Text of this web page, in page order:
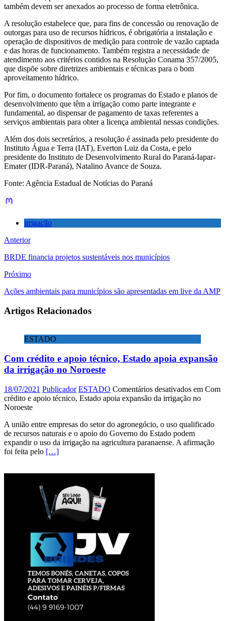
também devem ser anexados ao processo de forma eletrônica.
A resolução estabelece que, para fins de concessão ou renovação de
outorgas para uso de recursos hídricos, é obrigatória a instalação e
operação de dispositivos de medição para controle de vazão captada
e das horas de funcionamento. Também registra a necessidade de
atendimento aos critérios contidos na Resolução Conama 357/2005,
que dispõe sobre diretrizes ambientais e técnicas para o bom
aproveitamento hídrico.
Por fim, o documento fortalece os programas do Estado e planos de
desenvolvimento que têm a irrigação como parte integrante e
fundamental, ao dispensar de pagamento de taxas referentes a
serviços ambientais para obter a licença ambiental nessas condições.
Além dos dois secretários, a resolução é assinada pelo presidente do
Instituto Água e Terra (IAT), Everton Luiz da Costa, e pelo
presidente do Instituto de Desenvolvimento Rural do Paraná-Iapar-
Emater (IDR-Paraná), Natalino Avance de Souza.
Fonte: Agência Estadual de Notícias do Paraná
irrigação
Anterior
BRDE financia projetos sustentáveis nos municípios
Próximo
Ações ambientais para municípios são apresentadas em live da AMP
Artigos Relacionados
ESTADO
Com crédito e apoio técnico, Estado apoia expansão
da irrigação no Noroeste
18/07/2021 Publicador ESTADO Comentários desativados em Com
crédito e apoio técnico, Estado apoia expansão da irrigação no
Noroeste
A união entre empresas do setor do agronegócio, o uso qualificado
de recursos naturais e o apoio do Governo do Estado podem
expandir o uso da irrigação na agricultura paranaense. A afirmação
foi feita pelo […]